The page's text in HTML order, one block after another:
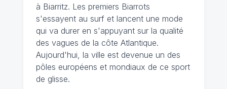
à Biarritz. Les premiers Biarrots
s'essayent au surf et lancent une mode
qui va durer en s'appuyant sur la qualité
des vagues de la côte Atlantique.
Aujourd'hui, la ville est devenue un des
pôles européens et mondiaux de ce sport
de glisse.